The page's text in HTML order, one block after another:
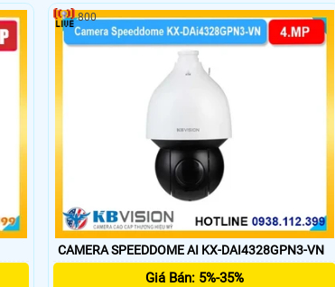
CAMERA SPEEDDOME AI KX-DAI4328GPN3-VN
Giá Bán: 5%-35%
800